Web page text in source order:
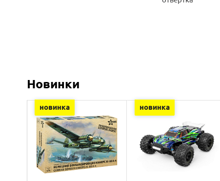
Новинки
новинка новинка